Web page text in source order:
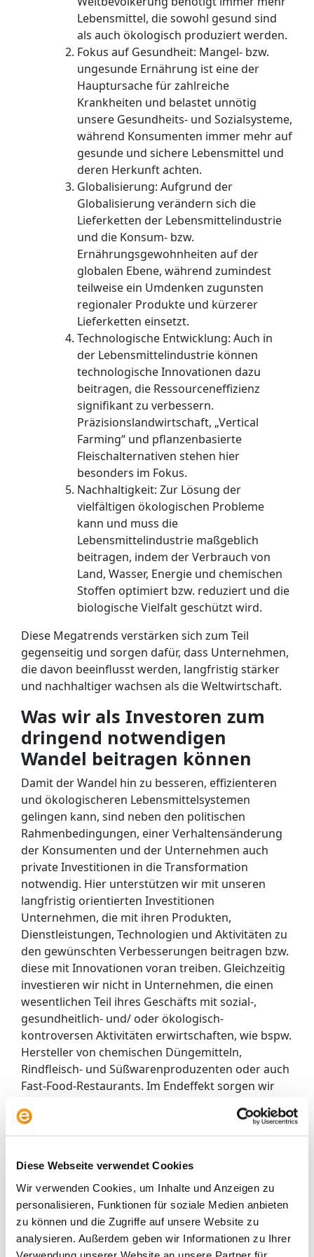
Diese Webseite verwendet Cookies
Wir verwenden Cookies, um Inhalte und Anzeigen zu
personalisieren, Funktionen für soziale Medien anbieten
zu können und die Zugriffe auf unsere Website zu
analysieren. Außerdem geben wir Informationen zu Ihrer
Lebensmittel, die sowohl gesund sind
als auch ökologisch produziert werden.
Fokus auf Gesundheit: Mangel- bzw.
ungesunde Ernährung ist eine der
Hauptursache für zahlreiche
Krankheiten und belastet unnötig
unsere Gesundheits- und Sozialsysteme,
während Konsumenten immer mehr auf
gesunde und sichere Lebensmittel und
deren Herkunft achten.
Globalisierung: Aufgrund der
Globalisierung verändern sich die
Lieferketten der Lebensmittelindustrie
und die Konsum- bzw.
Ernährungsgewohnheiten auf der
globalen Ebene, während zumindest
teilweise ein Umdenken zugunsten
regionaler Produkte und kürzerer
Lieferketten einsetzt.
Technologische Entwicklung: Auch in
der Lebensmittelindustrie können
technologische Innovationen dazu
beitragen, die Ressourceneffizienz
signifikant zu verbessern.
Präzisionslandwirtschaft, „Vertical
Farming“ und pflanzenbasierte
Fleischalternativen stehen hier
besonders im Fokus.
Nachhaltigkeit: Zur Lösung der
vielfältigen ökologischen Probleme
kann und muss die
Lebensmittelindustrie maßgeblich
beitragen, indem der Verbrauch von
Land, Wasser, Energie und chemischen
Stoffen optimiert bzw. reduziert und die
biologische Vielfalt geschützt wird.
Diese Megatrends verstärken sich zum Teil
gegenseitig und sorgen dafür, dass Unternehmen,
die davon beeinflusst werden, langfristig stärker
und nachhaltiger wachsen als die Weltwirtschaft.
Was wir als Investoren zum
dringend notwendigen
Wandel beitragen können
Damit der Wandel hin zu besseren, effizienteren
und ökologischeren Lebensmittelsystemen
gelingen kann, sind neben den politischen
Rahmenbedingungen, einer Verhaltensänderung
der Konsumenten und der Unternehmen auch
private Investitionen in die Transformation
notwendig. Hier unterstützen wir mit unseren
langfristig orientierten Investitionen
Unternehmen, die mit ihren Produkten,
Dienstleistungen, Technologien und Aktivitäten zu
den gewünschten Verbesserungen beitragen bzw.
diese mit Innovationen voran treiben. Gleichzeitig
investieren wir nicht in Unternehmen, die einen
wesentlichen Teil ihres Geschäfts mit sozial-,
gesundheitlich- und/ oder ökologisch-
kontroversen Aktivitäten erwirtschaften, wie bspw.
Hersteller von chemischen Düngemitteln,
Rindfleisch- und Süßwarenproduzenten oder auch
Fast-Food-Restaurants. Im Endeffekt sorgen wir
Kapitalkosten der „guten“ Unternehmen relativ zu
denen der „schlechten“ Unternehmen sinken und
der Transformation verschieben.
Welche Teilbereiche der
Lebensmittelindustrie sind
aussichtsreich